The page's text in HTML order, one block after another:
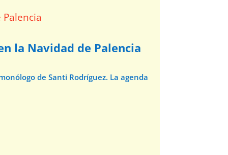
la Navidad de Palencia
de Santi Rodríguez. La agenda